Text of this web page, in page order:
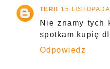
TERII 15
Nie znamy tych
spotkam kupię
Odpowiedz